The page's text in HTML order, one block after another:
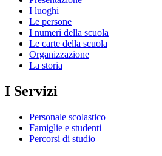
I luoghi
Le persone
I numeri della scuola
Le carte della scuola
Organizzazione
La storia
I Servizi
Personale scolastico
Famiglie e studenti
Percorsi di studio